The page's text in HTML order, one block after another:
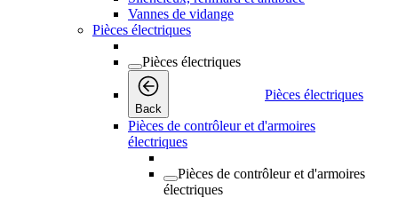
Vannes de vidange
Pièces électriques
Pièces électriques
Back
Pièces électriques
Pièces de contrôleur et d'armoires
électriques
Pièces de contrôleur et d'armoires
électriques